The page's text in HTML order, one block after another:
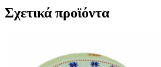
Σχετικά προϊόντα